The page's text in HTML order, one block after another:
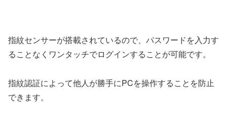
指紋センサーが搭載されているので、パスワードを入力す
ることなくワンタッチでログインすることが可能です。
指紋認証によって他人が勝手にPCを操作することを防止
できます。